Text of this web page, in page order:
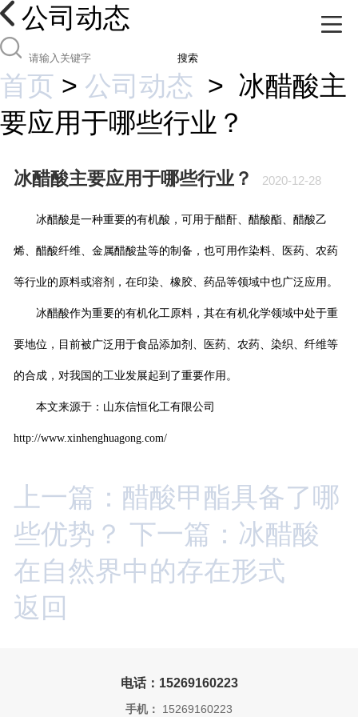
公司动态
搜索
首页 > 公司动态 > 冰醋酸主
要应用于哪些行业？
冰醋酸主要应用于哪些行业？ 2020-12-28
冰醋酸是一种重要的有机酸，可用于醋酐、醋酸酯、醋酸乙
烯、醋酸纤维、金属醋酸盐等的制备，也可用作染料、医药、农药
等行业的原料或溶剂，在印染、橡胶、药品等领域中也广泛应用。
冰醋酸作为重要的有机化工原料，其在有机化学领域中处于重
要地位，目前被广泛用于食品添加剂、医药、农药、染织、纤维等
的合成，对我国的工业发展起到了重要作用。
本文来源于：山东信恒化工有限公司
http://www.xinhenghuagong.com/
上一篇：醋酸甲酯具备了哪
些优势？ 下一篇：冰醋酸
在自然界中的存在形式
返回
电话：15269160223
手机： 15269160223